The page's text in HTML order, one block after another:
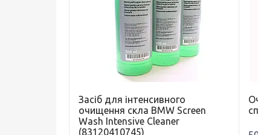
Засіб для інтенсивного
очищення скла BMW Screen
Wash Intensive Cleaner
(83120410745)